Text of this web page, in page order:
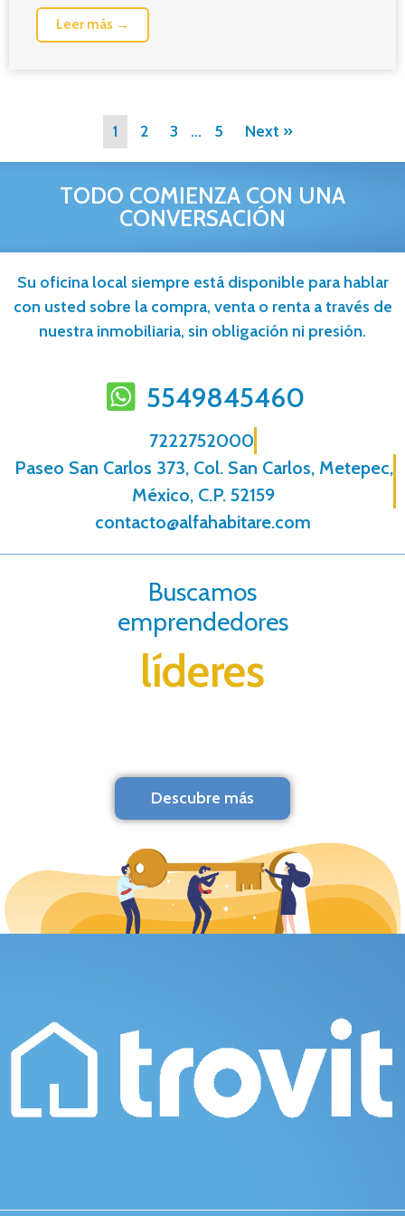
Leer más →
1 2 3 … 5 Next »
TODO COMIENZA CON UNA
CONVERSACIÓN
Su oficina local siempre está disponible para hablar
con usted sobre la compra, venta o renta a través de
nuestra inmobiliaria, sin obligación ni presión.
5549845460
7222752000
Paseo San Carlos 373, Col. San Carlos, Metepec,
México, C.P. 52159
contacto@alfahabitare.com
Buscamos
emprendedores
líderes
Descubre más